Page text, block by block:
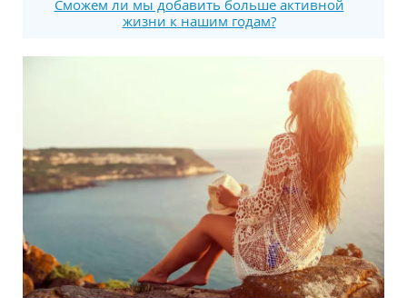
Сможем ли мы добавить больше активной
жизни к нашим годам?